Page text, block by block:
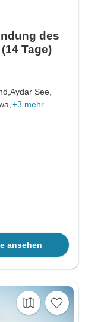
des
Tage)
Aydar See,
+3 mehr
ansehen